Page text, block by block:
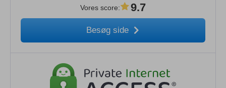
Vores score: 9.7
Besøg side